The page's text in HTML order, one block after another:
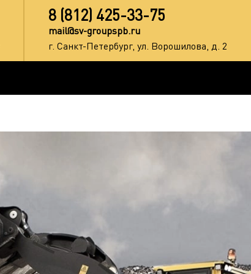
8 (812) 425-33-75
mail@sv-groupspb.ru
г. Санкт-Петербург, ул. Ворошилова, д. 2